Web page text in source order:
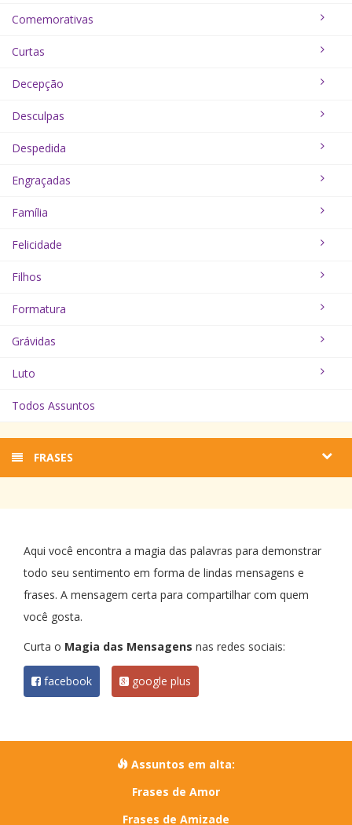
Comemorativas
Curtas
Decepção
Desculpas
Despedida
Engraçadas
Família
Felicidade
Filhos
Formatura
Grávidas
Luto
Todos Assuntos
FRASES
Aqui você encontra a magia das palavras para demonstrar
todo seu sentimento em forma de lindas mensagens e
frases. A mensagem certa para compartilhar com quem
você gosta.
Curta o Magia das Mensagens nas redes sociais:
facebook google plus
Assuntos em alta:
Frases de Amor
Frases de Amizade